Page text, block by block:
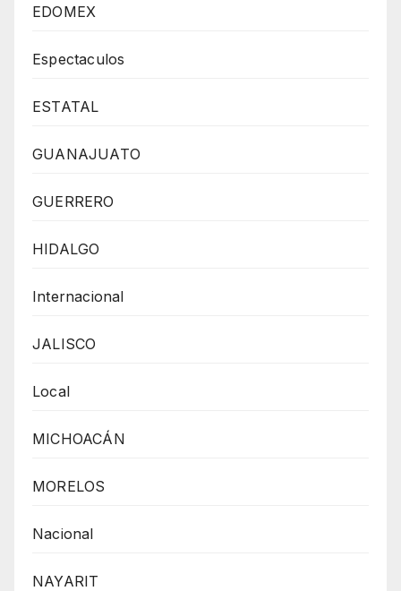
EDOMEX
Espectaculos
ESTATAL
GUANAJUATO
GUERRERO
HIDALGO
Internacional
JALISCO
Local
MICHOACÁN
MORELOS
Nacional
NAYARIT